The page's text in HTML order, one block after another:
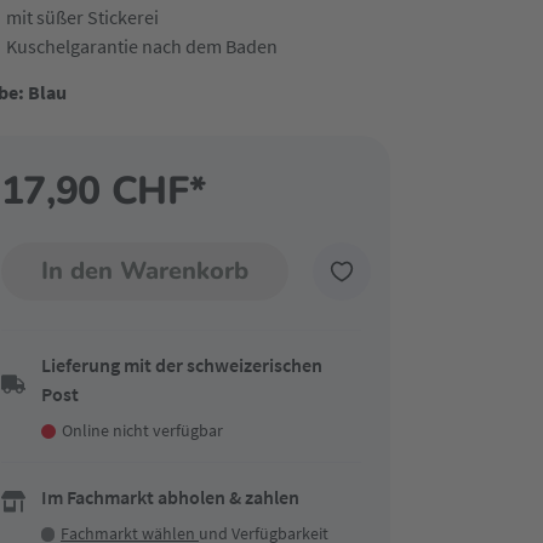
mit süßer Stickerei
Kuschelgarantie nach dem Baden
Blau
17,90 CHF*
In den Warenkorb
Lieferung mit der schweizerischen
Post
Online nicht verfügbar
Im Fachmarkt abholen & zahlen
Fachmarkt wählen und Verfügbarkeit